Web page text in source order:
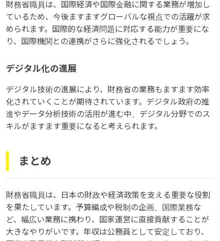
財務省職員は、国際経済や国際金融に関する業務が増加し
ているため、今後ますますグローバルな視点での活躍が求
められます。国際的な経済問題に対応する能力が重要にな
り、国際機関との連携がさらに強化されるでしょう。
デジタル化の進展
デジタル技術の進展により、財務省の業務もますます効率
化されていくことが期待されています。デジタル政府の推
進やデータ分析技術の活用が進む中、デジタル分野でのス
キルがますます重要になると考えられます。
まとめ
財務省職員は、日本の財政や経済政策を支える重要な役割
を果たしています。予算編成や税制の企画、国際業務な
ど、幅広い業務に携わり、国家運営に直接貢献することが
大きなやりがいです。年収は公務員として安定しており、